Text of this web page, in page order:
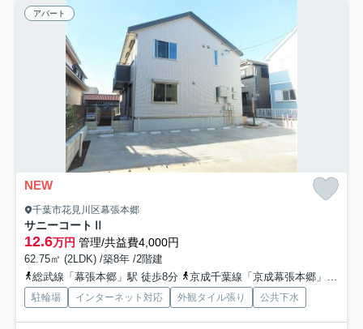
アパート
NEW
千葉市花見川区幕張本郷
サニーコートⅡ
12.6万円 管理/共益費4,000円
62.75㎡ (2LDK) /築8年 /2階建
総武線「幕張本郷」駅 徒歩8分
京成千葉線「京成幕張本郷」駅 徒歩8分
駐輪場 インターネット対応 外観タイル張り 公共下水